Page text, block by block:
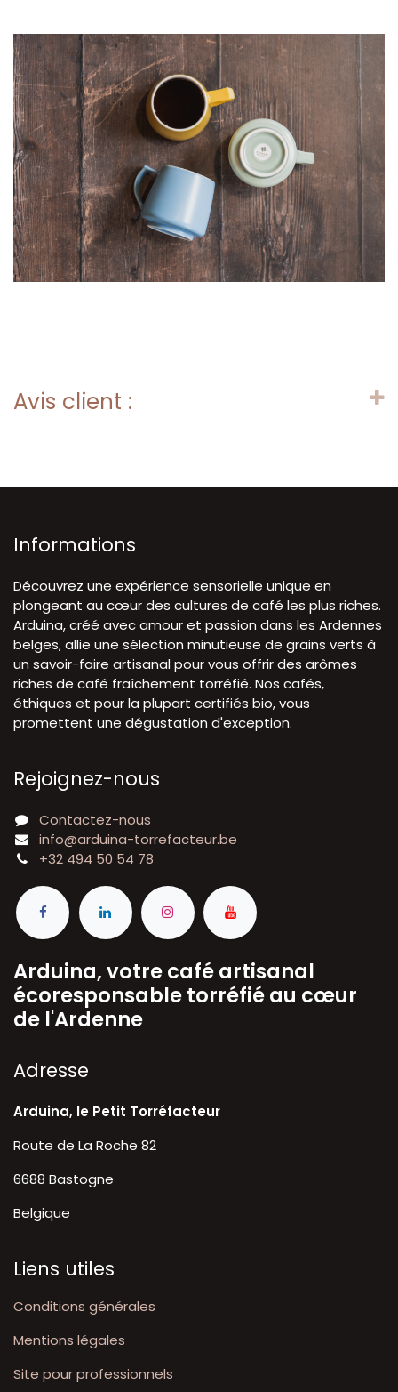
Avis client :
Informations
Découvrez une expérience sensorielle unique en
plongeant au cœur des cultures de café les plus riches.
Arduina, créé avec amour et passion dans les Ardennes
belges, allie une sélection minutieuse de grains verts à
un savoir-faire artisanal pour vous offrir des arômes
riches de café fraîchement torréfié. Nos cafés,
éthiques et pour la plupart certifiés bio, vous
promettent une dégustation d'exception.
Rejoignez-nous
Contactez-nous
info@arduina-torrefacteur.be
+32 494 50 54 78
Arduina, votre café artisanal
écoresponsable torréfié au cœur
de l'Ardenne
A​dresse
Arduina, le Petit Torréfacteur
Route de La Roche 82
6688 Bastogne
Belgique
Liens utiles
Conditions générales
Mentions légales
Site pour professionnels